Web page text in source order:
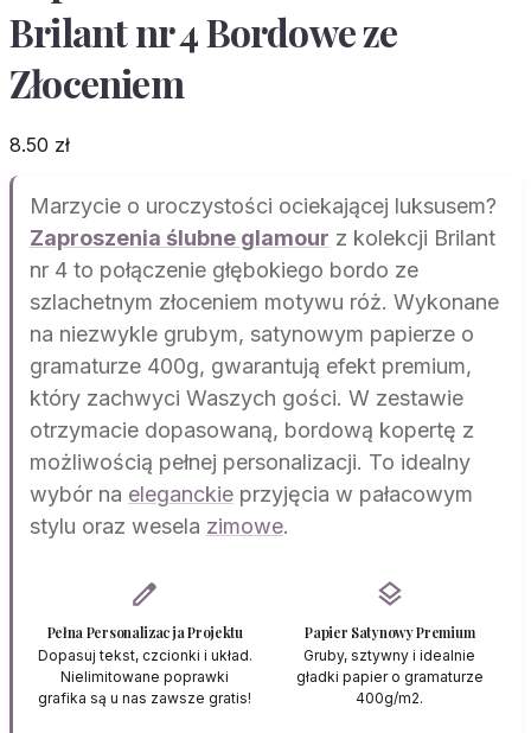
Brilant nr 4 Bordowe ze
Złoceniem
8.50 zł
Marzycie o uroczystości ociekającej luksusem?
Zaproszenia ślubne glamour z kolekcji Brilant
nr 4 to połączenie głębokiego bordo ze
szlachetnym złoceniem motywu róż. Wykonane
na niezwykle grubym, satynowym papierze o
gramaturze 400g, gwarantują efekt premium,
który zachwyci Waszych gości. W zestawie
otrzymacie dopasowaną, bordową kopertę z
możliwością pełnej personalizacji. To idealny
wybór na eleganckie przyjęcia w pałacowym
stylu oraz wesela zimowe.
edit
Pełna Personalizacja Projektu
Dopasuj tekst, czcionki i układ.
Nielimitowane poprawki
grafika są u nas zawsze gratis!
layers
Papier Satynowy Premium
Gruby, sztywny i idealnie
gładki papier o gramaturze
400g/m2.